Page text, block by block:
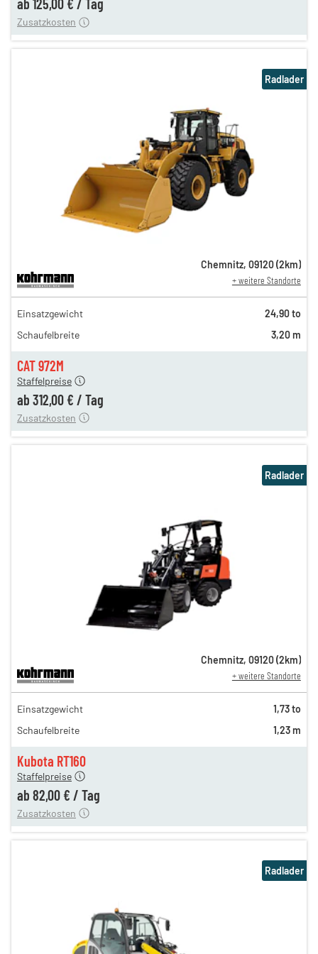
ab 125,00 € / Tag
Zusatzkosten
CAT 972M
539,00 €
449,00 €
375,00 €
Staffelpreise
ab 312,00 € / Tag
12,00 €
Zusatzkosten
Radlader
Chemnitz, 09120(2km)
+ weitere Standorte
Einsatzgewicht
24,90 to
Schaufelbreite
3,20 m
Kubota RT160
141,00 €
117,00 €
98,00 €
Staffelpreise
ab 82,00 € / Tag
12,00 €
Zusatzkosten
Radlader
Chemnitz, 09120(2km)
+ weitere Standorte
Einsatzgewicht
1,73 to
Schaufelbreite
1,23 m
Radlader